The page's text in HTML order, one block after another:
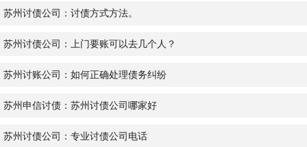
苏州讨债公司：讨债方式方法。
苏州讨债公司：上门要账可以去几个人？
苏州讨账公司：如何正确处理债务纠纷
苏州申信讨债：苏州讨债公司哪家好
苏州讨债公司：专业讨债公司电话